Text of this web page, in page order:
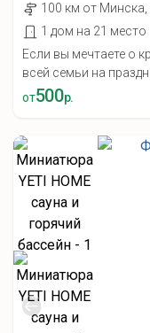
100 км от
1 дом на 21 место
Если вы мечтаете о
всей семьи на
от500р.